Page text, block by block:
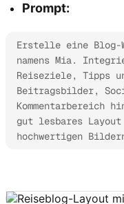
Prompt:
Erstelle eine Blog-
namens Mia.
Reiseziele, Tipps
Beitragsbilder,
Kommentarbereich
gut lesbares Layout
hochwertigen